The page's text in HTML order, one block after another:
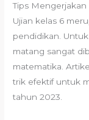
Tips Mengerjakan
Ujian kelas 6
pendidikan.
matang sangat
matematika.
trik efektif untuk
tahun 2023.